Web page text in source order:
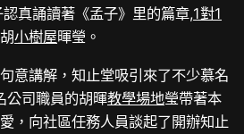
真誦讀著《孟子》里的篇章,1對1
小樹屋暉瑩。
意講解，知止堂吸引來了不少慕名
公司職員的胡暉教學場地瑩帶著本
，向社區任務人員談起了開辦知止